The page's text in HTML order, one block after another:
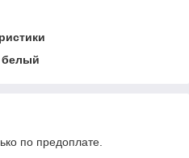
белый
по предоплате.